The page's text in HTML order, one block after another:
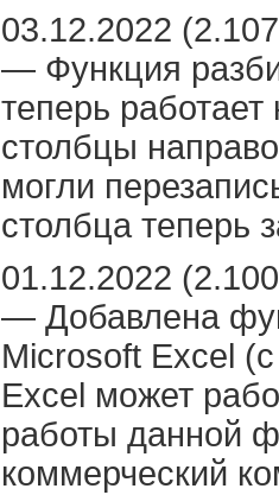
03.12.2022
— Функция
теперь
столбцы
могли
столбца теперь
01.12.2022
— Добавлена
Microsoft Excel
Excel может
работы данной
коммерческий